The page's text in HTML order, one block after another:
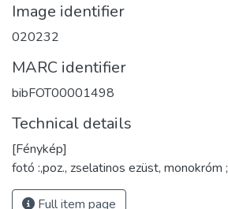
Image identifier
020232
MARC identifier
bibFOT00001498
Technical details
[Fénykép]
fotó :,poz., zselatinos ezüst, monokróm ;
Full item page